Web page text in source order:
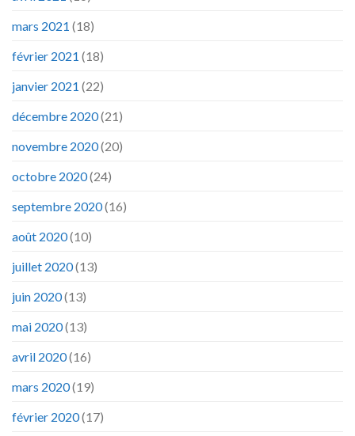
mars 2021 (18)
février 2021 (18)
janvier 2021 (22)
décembre 2020(21)
novembre 2020(20)
octobre 2020(24)
septembre 2020(16)
août 2020(10)
juillet 2020(13)
juin 2020(13)
mai 2020(13)
avril 2020(16)
mars 2020(19)
février 2020(17)